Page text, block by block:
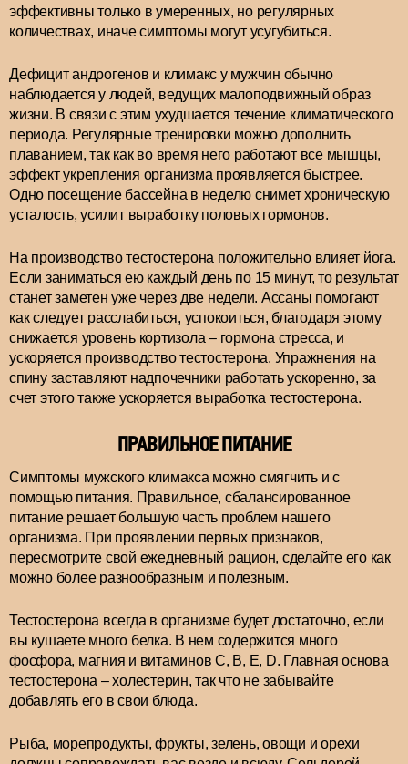
эффективны только в умеренных, но регулярных
количествах, иначе симптомы могут усугубиться.
Дефицит андрогенов и климакс у мужчин обычно
наблюдается у людей, ведущих малоподвижный образ
жизни. В связи с этим ухудшается течение климатического
периода. Регулярные тренировки можно дополнить
плаванием, так как во время него работают все мышцы,
эффект укрепления организма проявляется быстрее.
Одно посещение бассейна в неделю снимет хроническую
усталость, усилит выработку половых гормонов.
На производство тестостерона положительно влияет йога.
Если заниматься ею каждый день по 15 минут, то результат
станет заметен уже через две недели. Ассаны помогают
как следует расслабиться, успокоиться, благодаря этому
снижается уровень кортизола – гормона стресса, и
ускоряется производство тестостерона. Упражнения на
спину заставляют надпочечники работать ускоренно, за
счет этого также ускоряется выработка тестостерона.
ПРАВИЛЬНОЕ ПИТАНИЕ
Симптомы мужского климакса можно смягчить и с
помощью питания. Правильное, сбалансированное
питание решает большую часть проблем нашего
организма. При проявлении первых признаков,
пересмотрите свой ежедневный рацион, сделайте его как
можно более разнообразным и полезным.
Тестостерона всегда в организме будет достаточно, если
вы кушаете много белка. В нем содержится много
фосфора, магния и витаминов C, B, E, D. Главная основа
тестостерона – холестерин, так что не забывайте
добавлять его в свои блюда.
Рыба, морепродукты, фрукты, зелень, овощи и орехи